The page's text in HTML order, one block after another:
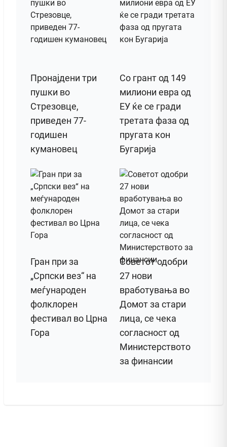
Пронајдени три
пушки во
Стрезовце,
приведен 77-
годишен
кумановец
Со грант од 149
милиони евра од
ЕУ ќе се гради
третата фаза од
пругата кон
Бугарија
Гран при за
„Српски вез“ на
меѓународен
фолклорен
фестивал во Црна
Гора
Советот одобри
27 нови
вработувања во
Домот за стари
лица, се чека
согласност од
Министерството
за финансии